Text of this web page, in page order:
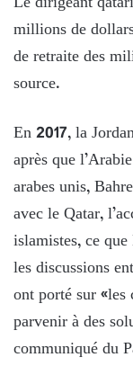
millions de
de retraite des
source.
En 2017, la
après que
arabes unis,
avec le Qatar,
islamistes, ce
les discussions
ont porté sur «les
parvenir à des
communiqué du